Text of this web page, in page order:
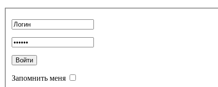
Запомнить меня